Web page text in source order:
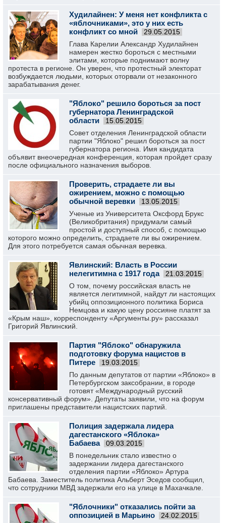
Худилайнен: У меня нет конфликта с
«яблочниками», это у них есть
конфликт со мной
29.05.2015
Глава Карелии Александр Худилайнен
намерен жестко бороться с местными
элитами, которые поднимают волну
протеста в регионе. Он уверен, что протестный электорат
возбуждается людьми, которых оторвали от незаконного
зарабатывания денег.
"Яблоко" решило бороться за пост
губернатора Ленинградской
области
15.05.2015
Совет отделения Ленинградской области
партии "Яблоко" решил бороться за пост
губернатора региона. Имя кандидата
объявит внеочередная конференция, которая пройдет сразу
после официального назначения выборов.
Проверить, страдаете ли вы
ожирением, можно с помощью
обычной веревки
13.05.2015
Ученые из Университета Оксфорд Брукс
(Великобритания) придумали самый
простой и доступный способ, с помощью
которого можно определить, страдаете ли вы ожирением.
Для этого потребуется самая обычная веревка.
Явлинский: Власть в России
нелегитимна с 1917 года
21.03.2015
О том, почему российская власть не
является легитимной, найдут ли настоящих
убийц оппозиционного политика Бориса
Немцова и какую цену россияне платят за
«Крым наш», корреспонденту «Аргументы.ру» рассказал
Григорий Явлинский.
Партия "Яблоко" обнаружила
подготовку форума нацистов в
Питере
19.03.2015
По данным депутатов от партии «Яблоко» в
Петербургском заксобрании, в городе
готовят «Международный русский
консервативный форум». Депутаты заявили, что на форум
приглашены представители нацистских партий.
Полиция задержала лидера
дагестанского «Яблока»
Бабаева
09.03.2015
В понедельник стало известно о
задержании лидера дагестанского
отделения партии «Яблоко» Артура
Бабаева. Заместитель политика Альберт Эседов сообщил,
что сотрудники МВД задержали его на улице в Махачкале.
"Яблочники" отказались пойти за
оппозицией в Марьино
24.02.2015